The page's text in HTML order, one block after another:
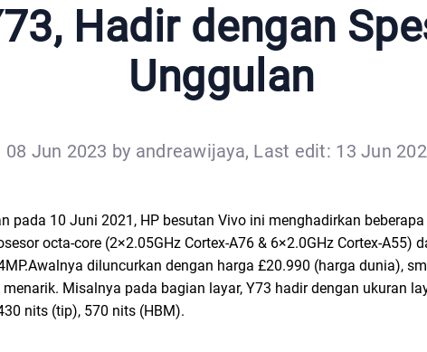
Hadir dengan
Unggulan
08 Jun 2023 by andreawijaya, Last edit: 13 Jun
pada 10 Juni 2021, HP besutan Vivo ini menghadirkan
octa-core (2×2.05GHz Cortex-A76 & 6×2.0GHz Cortex-A55)
diluncurkan dengan harga £20.990 (harga dunia),
Misalnya pada bagian layar, Y73 hadir dengan ukuran
nits (tip), 570 nits (HBM).